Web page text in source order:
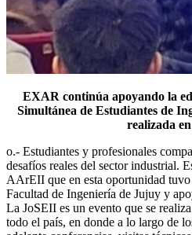
EXAR continúa apoyando la
Simultánea de Estudiantes de
realizada
o.- Estudiantes y profesionales
desafíos reales del sector industrial.
AArEII que en esta oportunidad
Facultad de Ingeniería de Jujuy y
La JoSEII es un evento que se
todo el país, en donde a lo largo de